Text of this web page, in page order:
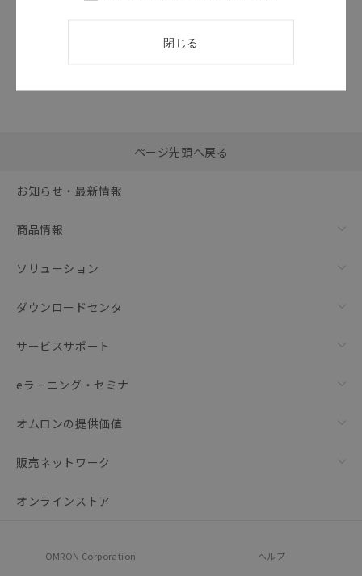
括ダウンロード
ページ先頭へ戻る
お知らせ・最新情報
商品情報
ソリューション
ダウンロードセンタ
サービスサポート
eラーニング・セミナ
オムロンの提供価値
販売ネットワーク
オンラインストア
OMRON Corporation ヘルプ
閉じる